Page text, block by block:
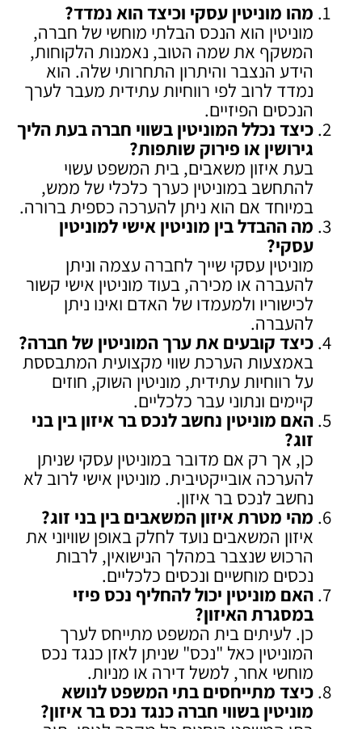
מהו מוניטין עסקי וכיצד הוא נמדד?
מוניטין הוא הנכס הבלתי מוחשי של חברה,
המשקף את שמה הטוב, נאמנות הלקוחות,
הידע הנצבר והיתרון התחרותי שלה. הוא
נמדד לרוב לפי רווחיות עתידית מעבר לערך
הנכסים הפיזיים.
כיצד נכלל המוניטין בשווי חברה בעת הליך
גירושין או פירוק שותפות?
בעת איזון משאבים, בית המשפט עשוי
להתחשב במוניטין כערך כלכלי של ממש,
במיוחד אם הוא ניתן להערכה כספית ברורה.
מה ההבדל בין מוניטין אישי למוניטין
עסקי?
מוניטין עסקי שייך לחברה עצמה וניתן
להעברה או מכירה, בעוד מוניטין אישי קשור
לכישוריו ולמעמדו של האדם ואינו ניתן
להעברה.
כיצד קובעים את ערך המוניטין של חברה?
באמצעות הערכת שווי מקצועית המתבססת
על רווחיות עתידית, מוניטין השוק, חוזים
קיימים ונתוני עבר כלכליים.
האם מוניטין נחשב לנכס בר איזון בין בני
זוג?
כן, אך רק אם מדובר במוניטין עסקי שניתן
להערכה אובייקטיבית. מוניטין אישי לרוב לא
נחשב לנכס בר איזון.
מהי מטרת איזון המשאבים בין בני זוג?
איזון המשאבים נועד לחלק באופן שוויוני את
הרכוש שנצבר במהלך הנישואין, לרבות
נכסים מוחשיים ונכסים כלכליים.
האם מוניטין יכול להחליף נכס פיזי
במסגרת האיזון?
כן. לעיתים בית המשפט מתייחס לערך
המוניטין כאל "נכס" שניתן לאזן כנגד נכס
מוחשי אחר, למשל דירה או מניות.
כיצד מתייחסים בתי המשפט לנושא
מוניטין בשווי חברה כנגד נכס בר איזון?